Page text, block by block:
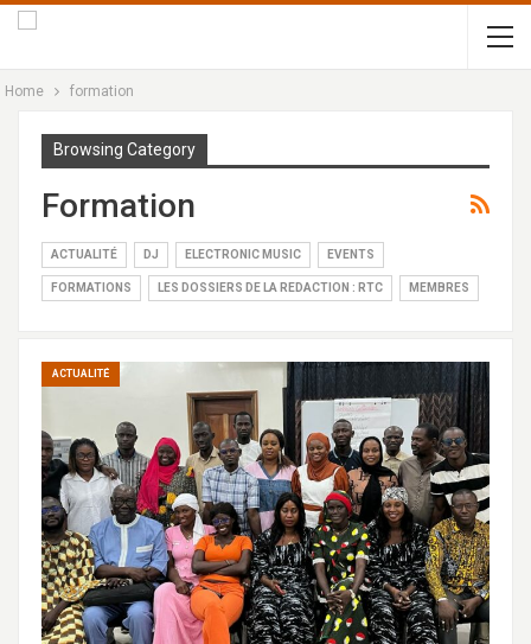
Home formation
Browsing Category
Formation
ACTUALITÉ DJ ELECTRONIC MUSIC EVENTS
FORMATIONS LES DOSSIERS DE LA REDACTION : RTC MEMBRES
ACTUALITÉ